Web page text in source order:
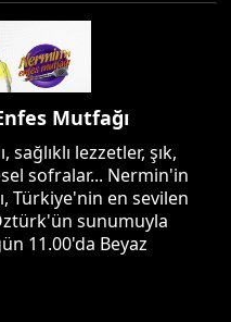
Mutfağı
sağlıklı lezzetler, şık,
sofralar... Nermin'in
Türkiye'nin en sevilen
sunumuyla
11.00'da Beyaz